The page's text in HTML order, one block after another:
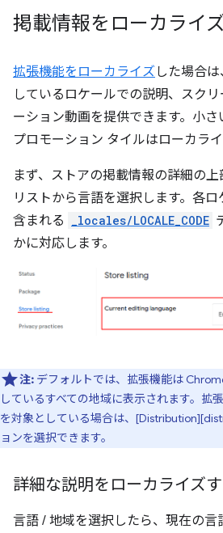
掲載情報をローカライ
拡張機能をローカライズ した場合
しているロケールでの説明、スク
ーション動画を提供できます。小
プロモーション タイルはローカライ
まず、ストアの掲載情報の詳細の
リストから言語を選択します。各
含まれる _locales/LOCALE_CODE
かに対応します。
注: デフォルトでは、拡張機能は
しているすべての地域に表示されます。拡
を対象としている場合は、
ョンを選択できます。
詳細な説明をローカライズ
言語 / 地域を選択したら、現在の言